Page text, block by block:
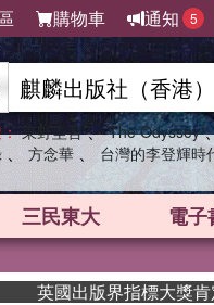
購物車 通知 5
東野圭吾 、 The Odyssey
、 方念華 、 台灣的李登輝時
三民東大 電子
英國出版界指標大獎肯